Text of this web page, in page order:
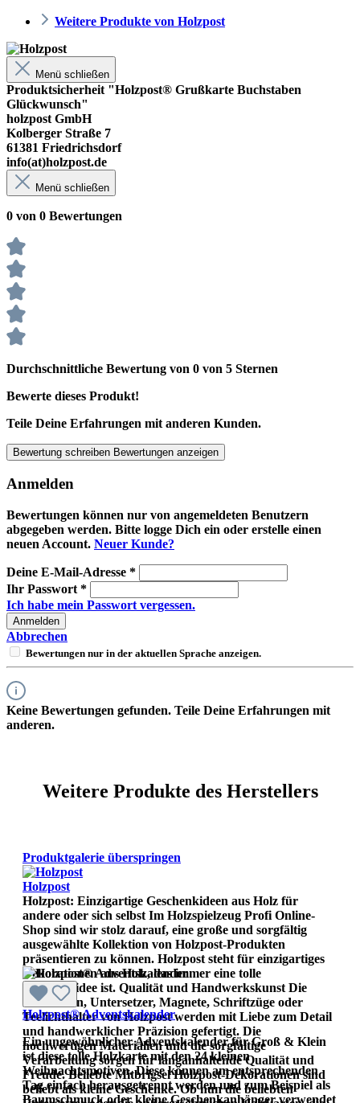
Weitere Produkte von Holzpost
Menü schließen
Produktsicherheit "Holzpost® Grußkarte Buchstaben
Glückwunsch"
holzpost GmbH
Kolberger Straße 7
61381 Friedrichsdorf
info(at)holzpost.de
Menü schließen
0 von 0 Bewertungen
Durchschnittliche Bewertung von 0 von 5 Sternen
Bewerte dieses Produkt!
Teile Deine Erfahrungen mit anderen Kunden.
Bewertung schreiben Bewertungen anzeigen
Anmelden
Bewertungen können nur von angemeldeten Benutzern
abgegeben werden. Bitte logge Dich ein oder erstelle einen
neuen Account. Neuer Kunde?
Deine E-Mail-Adresse *
Ihr Passwort *
Ich habe mein Passwort vergessen.
Anmelden
Abbrechen
Bewertungen nur in der aktuellen Sprache anzeigen.
Keine Bewertungen gefunden. Teile Deine Erfahrungen mit
anderen.
Weitere Produkte des Herstellers
Produktgalerie überspringen
Holzpost
Holzpost: Einzigartige Geschenkideen aus Holz für
andere oder sich selbst Im Holzspielzeug Profi Online-
Shop sind wir stolz darauf, eine große und sorgfältig
ausgewählte Kollektion von Holzpost-Produkten
präsentieren zu können. Holzpost steht für einzigartiges
Dekorationen aus Holz, das immer eine tolle
Geschenkidee ist. Qualität und Handwerkskunst Die
Holzkarten, Untersetzer, Magnete, Schriftzüge oder
Teelichthalter von Holzpost werden mit Liebe zum Detail
und handwerklicher Präzision gefertigt. Die
hochwertigen Materialien und die sorgfältige
Verarbeitung sorgen für langanhaltende Qualität und
Freude. Beliebte Mitbrigsel Holzpost-Dekorationen sind
beliebt als kleine Geschenke. Ob nun die beliebten
Holzpost® Adventskalender
Ein ungewöhnlicher Adventskalender für Groß & Klein
ist diese tolle Holzkarte mit den 24 kleinen
Weihnachtsmotiven. Diese können am entsprechenden
Tag einfach herausgetrennt werden und zum Beispiel als
Baumschmuck oder kleine Geschenkanhänger verwendet